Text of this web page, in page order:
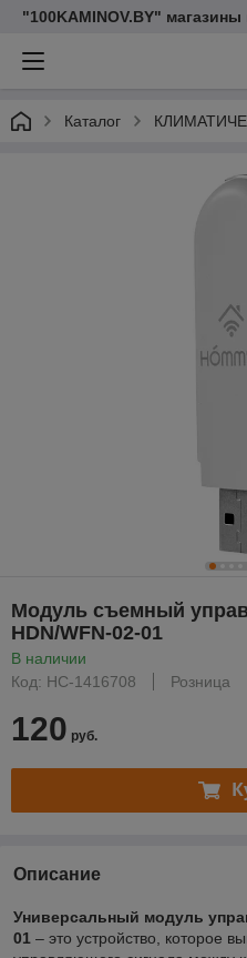
"100KAMINOV.BY"
Каталог
Модуль съемный
HDN/WFN-02-01
В наличии
Код: НС-1416708
Розница
120 руб.
Описание
Универсальный модуль
01 – это устройство, которое